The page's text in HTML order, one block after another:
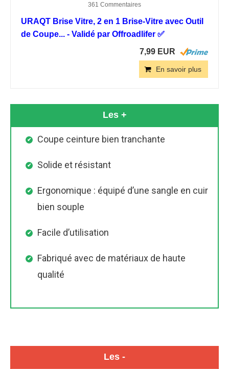
361 Commentaires
URAQT Brise Vitre, 2 en 1 Brise-Vitre avec Outil
de Coupe... - Validé par Offroadlifer ✅
7,99 EUR
En savoir plus
Les +
Coupe ceinture bien tranchante
Solide et résistant
Ergonomique : équipé d’une sangle en cuir
bien souple
Facile d’utilisation
Fabriqué avec de matériaux de haute
qualité
Les -